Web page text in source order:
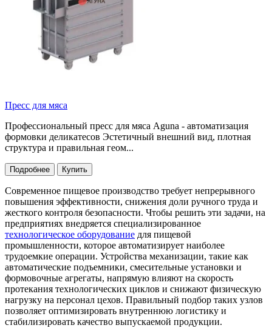
Пресс для мяса
Профессиональный пресс для мяса Aguna - автоматизация
формовки деликатесов Эстетичный внешний вид, плотная
структура и правильная геом...
Подробнее Купить
Современное пищевое производство требует непрерывного
повышения эффективности, снижения доли ручного труда и
жесткого контроля безопасности. Чтобы решить эти задачи, на
предприятиях внедряется специализированное
технологическое оборудование для пищевой
промышленности, которое автоматизирует наиболее
трудоемкие операции. Устройства механизации, такие как
автоматические подъемники, смесительные установки и
формовочные агрегаты, напрямую влияют на скорость
протекания технологических циклов и снижают физическую
нагрузку на персонал цехов. Правильный подбор таких узлов
позволяет оптимизировать внутреннюю логистику и
стабилизировать качество выпускаемой продукции.